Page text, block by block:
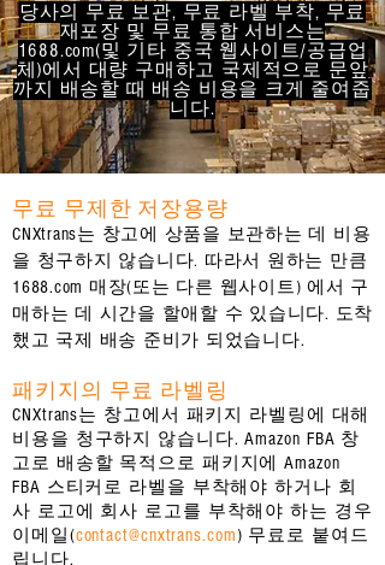
당사의 무료 보관, 무료 라벨 부착, 무료
재포장 및 무료 통합 서비스는
1688.com(및 기타 중국 웹사이트/공급업
체)에서 대량 구매하고 국제적으로 문앞
까지 배송할 때 배송 비용을 크게 줄여줍
니다.
무료 무제한 저장용량
CNXtrans는 창고에 상품을 보관하는 데 비용
을 청구하지 않습니다. 따라서 원하는 만큼
1688.com 매장(또는 다른 웹사이트) 에서 구
매하는 데 시간을 할애할 수 있습니다. 도착
했고 국제 배송 준비가 되었습니다.
패키지의 무료 라벨링
CNXtrans는 창고에서 패키지 라벨링에 대해
비용을 청구하지 않습니다. Amazon FBA 창
고로 배송할 목적으로 패키지에 Amazon
FBA 스티커로 라벨을 부착해야 하거나 회
사 로고에 회사 로고를 부착해야 하는 경우
이메일(contact@cnxtrans.com) 무료로 붙여드
립니다.